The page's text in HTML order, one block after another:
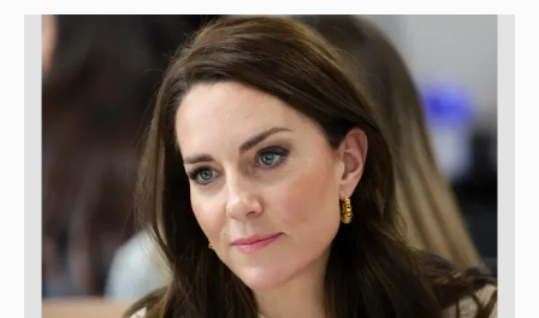
Марк Рош: "Кэтрин, принцесса Уэльская,
перенесла удаление матки и лечится от
рака толстого кишечника."
30